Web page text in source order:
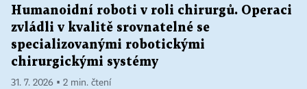
Humanoidní roboti v roli chirurgů. Operaci
zvládli v kvalitě srovnatelné se
specializovanými robotickými
chirurgickými systémy
31. 7. 2026 ▪ 2 min. čtení